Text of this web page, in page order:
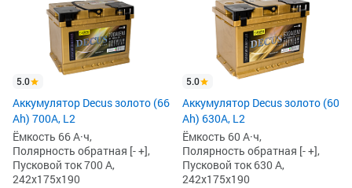
5.0
Аккумулятор Decus золото (66
Ah) 700A, L2
Ёмкость 66 А·ч,
Полярность обратная [- +],
Пусковой ток 700 А,
242x175x190
5.0
Аккумулятор Decus золото (60
Ah) 630A, L2
Ёмкость 60 А·ч,
Полярность обратная [- +],
Пусковой ток 630 А,
242x175x190